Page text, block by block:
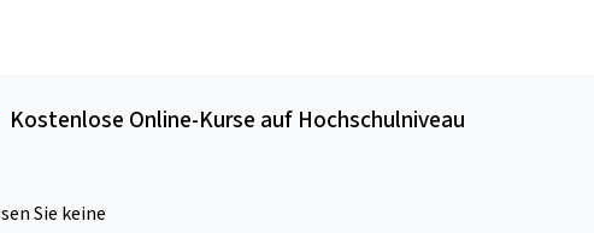
Kostenlose Online-Kurse auf Hochschulniveau
Sie keine